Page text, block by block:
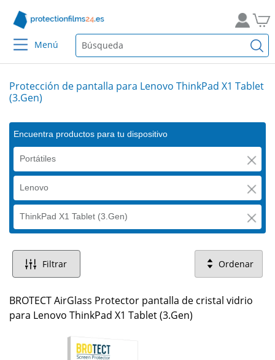
Menú
Protección de pantalla para Lenovo ThinkPad X1 Tablet
(3.Gen)
Encuentra productos para tu dispositivo
Portátiles
Lenovo
ThinkPad X1 Tablet (3.Gen)
Filtrar Ordenar
BROTECT AirGlass Protector pantalla de cristal vidrio
para Lenovo ThinkPad X1 Tablet (3.Gen)